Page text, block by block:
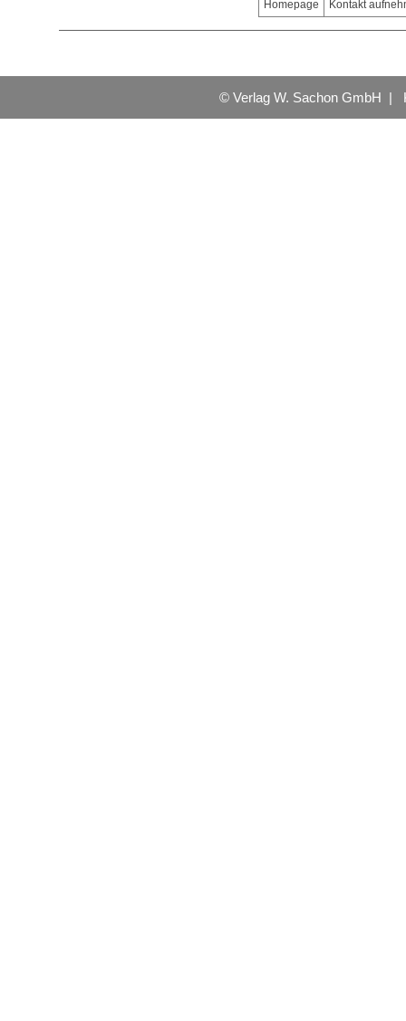
Homepage Kontakt
© Verlag W. Sachon GmbH |